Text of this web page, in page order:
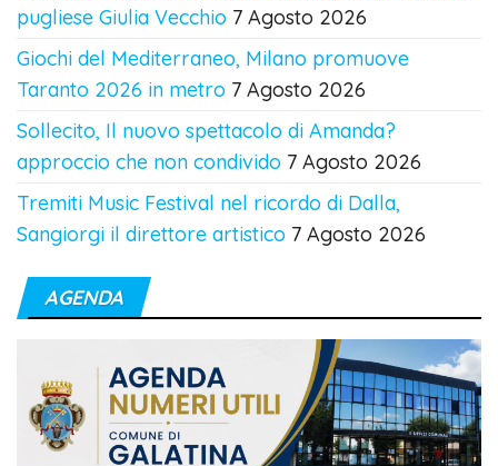
pugliese Giulia Vecchio 7 Agosto 2026
Giochi del Mediterraneo, Milano promuove
Taranto 2026 in metro 7 Agosto 2026
Sollecito, Il nuovo spettacolo di Amanda?
approccio che non condivido 7 Agosto 2026
Tremiti Music Festival nel ricordo di Dalla,
Sangiorgi il direttore artistico 7 Agosto 2026
AGENDA